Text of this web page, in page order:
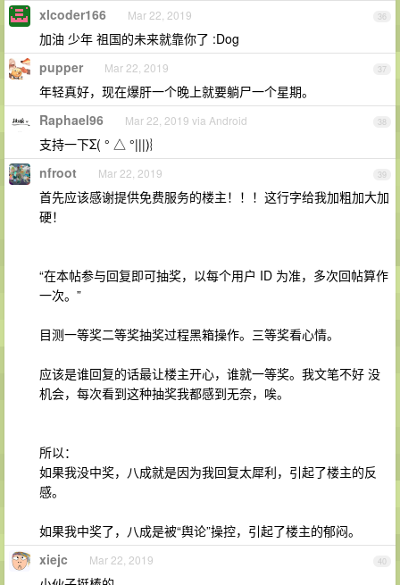
36
xlcoder166 Mar 22, 2019
加油 少年 祖国的未来就靠你了 :Dog
37
pupper Mar 22, 2019
年轻真好，现在爆肝一个晚上就要躺尸一个星期。
38
Raphael96 Mar 22, 2019 via Android
支持一下Σ( ° △ °|||)︴
39
nfroot Mar 22, 2019
首先应该感谢提供免费服务的楼主！！！这行字给我加粗加大加
硬！
“在本帖参与回复即可抽奖，以每个用户 ID 为准，多次回帖算作
一次。”
目测一等奖二等奖抽奖过程黑箱操作。三等奖看心情。
应该是谁回复的话最让楼主开心，谁就一等奖。我文笔不好 没
机会，每次看到这种抽奖我都感到无奈，唉。
所以：
如果我没中奖，八成就是因为我回复太犀利，引起了楼主的反
感。
如果我中奖了，八成是被“舆论”操控，引起了楼主的郁闷。
40
xiejc Mar 22, 2019